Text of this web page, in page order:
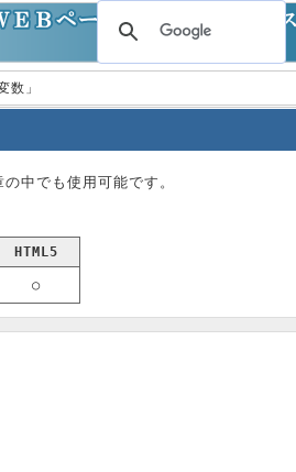
数」
中でも使用可能です。
HTML5
○